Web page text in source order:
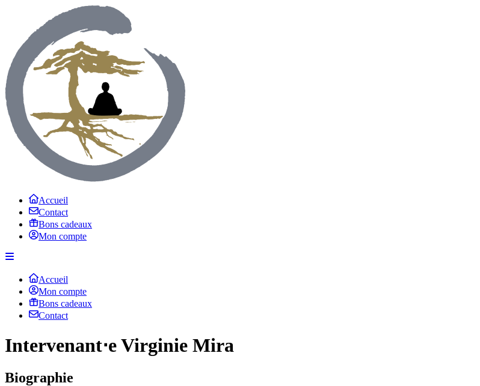
Accueil
Contact
Bons cadeaux
Mon compte
Accueil
Mon compte
Bons cadeaux
Contact
Intervenant⋅e Virginie Mira
Biographie